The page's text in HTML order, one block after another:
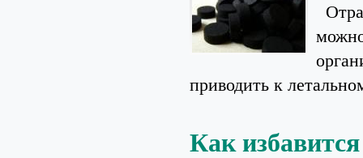
приводить к
Как